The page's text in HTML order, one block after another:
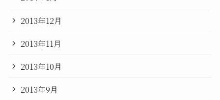
2013年12月
2013年11月
2013年10月
2013年9月